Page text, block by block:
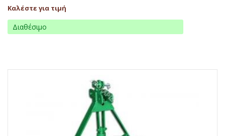
Καλέστε για τιμή
Διαθέσιμο